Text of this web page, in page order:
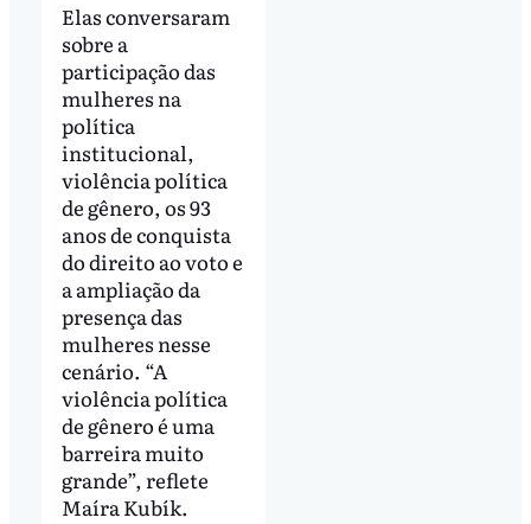
Elas conversaram
sobre a
participação das
mulheres na
política
institucional,
violência política
de gênero, os 93
anos de conquista
do direito ao voto e
a ampliação da
presença das
mulheres nesse
cenário. “A
violência política
de gênero é uma
barreira muito
grande”, reflete
Maíra Kubík.